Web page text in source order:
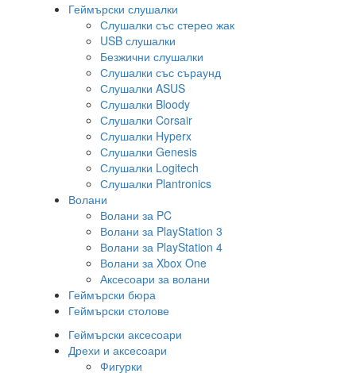
Геймърски слушалки
Слушалки със стерео жак
USB слушалки
Безжични слушалки
Слушалки със съраунд
Слушалки ASUS
Слушалки Bloody
Слушалки Corsair
Слушалки Hyperx
Слушалки Genesis
Слушалки Logitech
Слушалки Plantronics
Волани
Волани за PC
Волани за PlayStation 3
Волани за PlayStation 4
Волани за Xbox One
Аксесоари за волани
Геймърски бюра
Геймърски столове
Геймърски аксесоари
Дрехи и аксесоари
Фигурки